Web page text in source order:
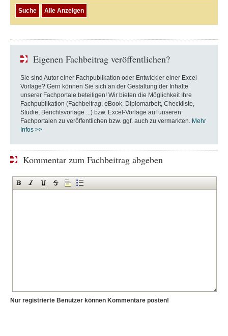
Eigenen Fachbeitrag veröffentlichen?
Sie sind Autor einer Fachpublikation oder Entwickler einer Excel-
Vorlage? Gern können Sie sich an der Gestaltung der Inhalte
unserer Fachportale beteiligen! Wir bieten die Möglichkeit Ihre
Fachpublikation (Fachbeitrag, eBook, Diplomarbeit, Checkliste,
Studie, Berichtsvorlage ...) bzw. Excel-Vorlage auf unseren
Fachportalen zu veröffentlichen bzw. ggf. auch zu vermarkten. Mehr
Infos >>
Kommentar zum Fachbeitrag abgeben
Nur registrierte Benutzer können Kommentare posten!